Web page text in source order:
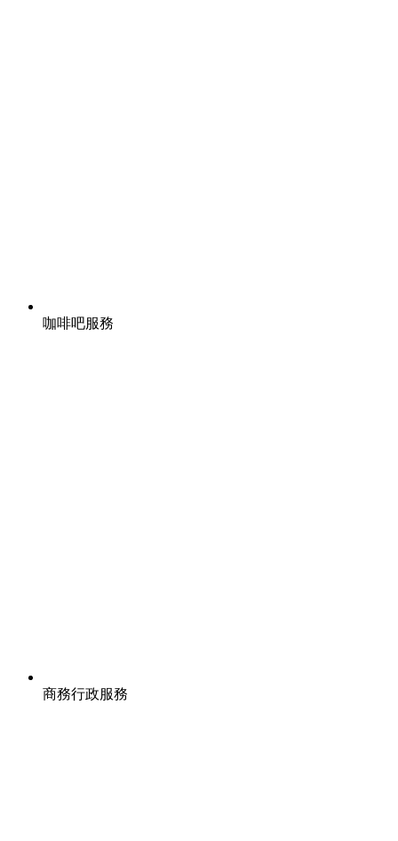
咖啡吧服務
商務行政服務